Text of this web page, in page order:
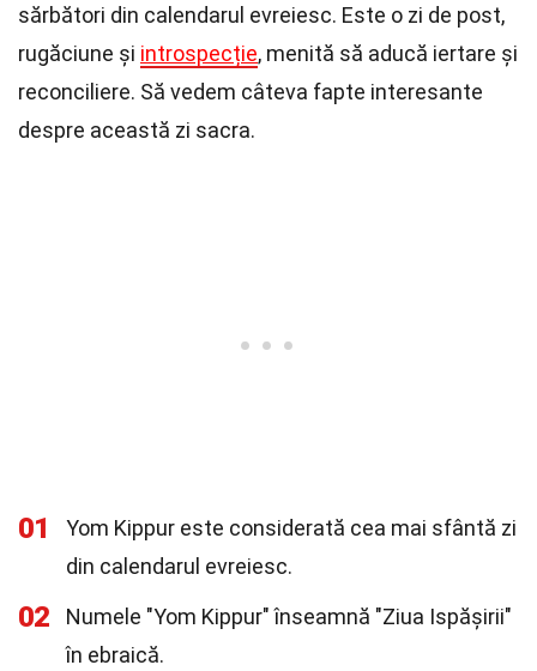
sărbători din calendarul evreiesc. Este o zi de post,
rugăciune și introspecție, menită să aducă iertare și
reconciliere. Să vedem câteva fapte interesante
despre această zi sacra.
01
Yom Kippur este considerată cea mai sfântă zi
din calendarul evreiesc.
02
Numele "Yom Kippur" înseamnă "Ziua Ispășirii"
în ebraică.